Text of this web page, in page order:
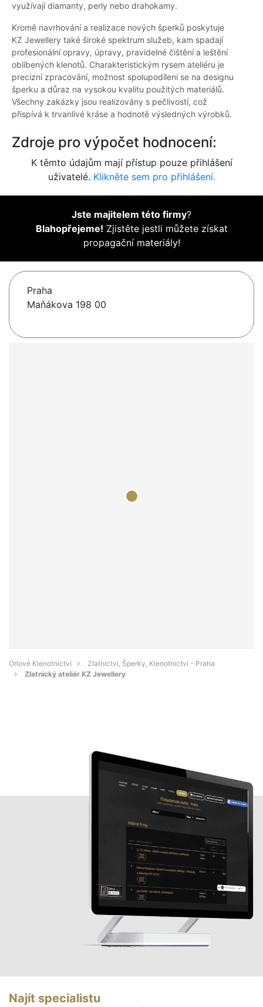
využívají diamanty, perly nebo drahokamy.
Kromě navrhování a realizace nových šperků poskytuje
KZ Jewellery také široké spektrum služeb, kam spadají
profesionální opravy, úpravy, pravidelné čištění a leštění
oblíbených klenotů. Charakteristickým rysem ateliéru je
precizní zpracování, možnost spolupodílení se na designu
šperku a důraz na vysokou kvalitu použitých materiálů.
Všechny zakázky jsou realizovány s pečlivostí, což
přispívá k trvanlivé kráse a hodnotě výsledných výrobků.
Zdroje pro výpočet hodnocení:
K těmto údajům mají přístup pouze přihlášení
uživatelé. Klikněte sem pro přihlášení.
Jste majitelem této firmy?
Blahopřejeme! Zjistěte jestli můžete získat
propagační materiály!
Praha
Maňákova 198 00
Orlové Klenotnictví
Zlatnictví, Šperky, Klenotnictví - Praha
Zlatnický ateliér KZ Jewellery
Najít specialistu